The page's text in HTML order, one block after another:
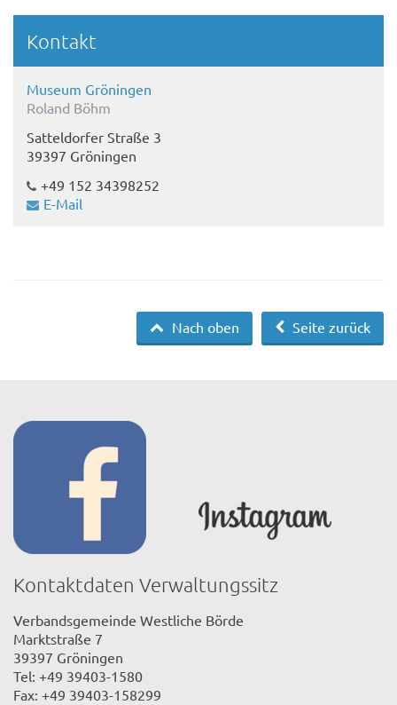
Kontakt
Museum Gröningen
Roland Böhm
Satteldorfer Straße 3
39397 Gröningen
+49 ‭152 34398252‬
E-Mail
Seite zurück
Nach oben
Kontaktdaten Verwaltungssitz
Verbandsgemeinde Westliche Börde
Marktstraße 7
39397 Gröningen
Tel: +49 39403-1580
Fax: +49 39403-158299